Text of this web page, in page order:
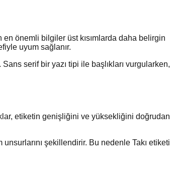
önemli bilgiler üst kısımlarda daha belirgin
uyum sağlanır.
serif bir yazı tipi ile başlıkları vurgularken,
etiketin genişliğini ve yüksekliğini doğrudan
şekillendirir. Bu nedenle Takı etiketi